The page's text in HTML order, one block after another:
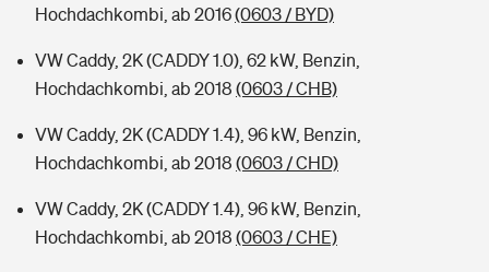
Hochdachkombi, ab 2016(0603 / BYD)
VW Caddy, 2K (CADDY 1.0), 62 kW, Benzin,
Hochdachkombi, ab 2018 (0603 / CHB)
VW Caddy, 2K (CADDY 1.4), 96 kW, Benzin,
Hochdachkombi, ab 2018 (0603 / CHD)
VW Caddy, 2K (CADDY 1.4), 96 kW, Benzin,
Hochdachkombi, ab 2018 (0603 / CHE)